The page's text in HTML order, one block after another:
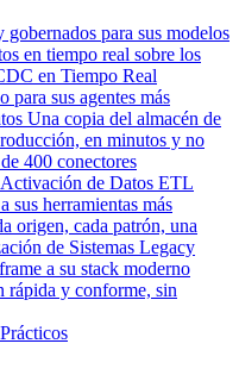
gobernados para sus modelos
en tiempo real sobre los
en Tiempo Real
para sus agentes más
Una copia del almacén de
en minutos y no
400 conectores
Activación de Datos ETL
sus herramientas más
origen, cada patrón, una
de Sistemas Legacy
a su stack moderno
rápida y conforme, sin